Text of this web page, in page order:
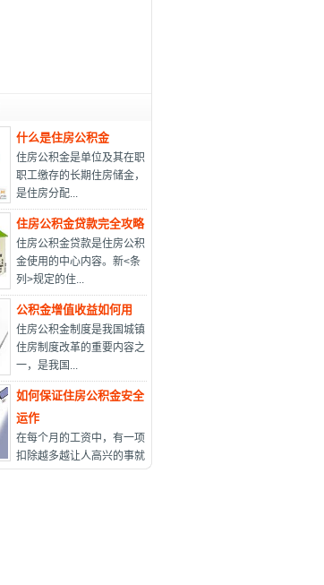
什么是住房公积金
住房公积金是单位及其在职
职工缴存的长期住房储金，
是住房分配...
住房公积金贷款完全攻略
住房公积金贷款是住房公积
金使用的中心内容。新<条
列>规定的住...
公积金增值收益如何用
住房公积金制度是我国城镇
住房制度改革的重要内容之
一，是我国...
如何保证住房公积金安全
运作
在每个月的工资中，有一项
扣除越多越让人高兴的事就